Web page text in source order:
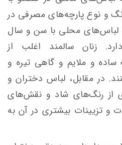
و نوع پارچه‌های مصرفی در
محلی با سن و سال
زنان سالمند اغلب از
و ملایم و گاهی تیره و
در مقابل، لباس دختران و
از رنگ‌های شاد و نقش‌های
و تزیینات بیشتری در آن به